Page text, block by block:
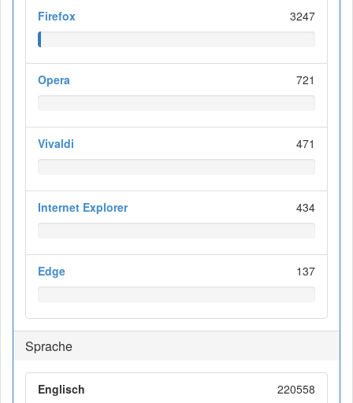
Firefox 3247
Opera 721
Vivaldi 471
Internet Explorer 434
Edge 137
Sprache
Englisch 220558